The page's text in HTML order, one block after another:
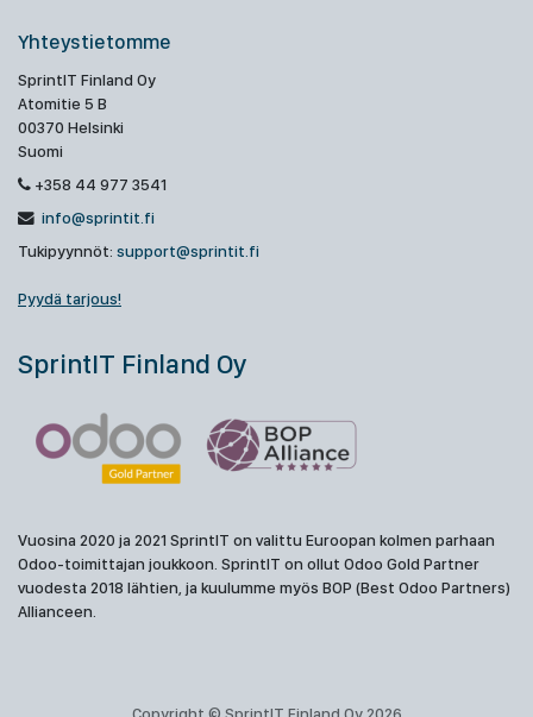
Yhteystietomme
SprintIT Finland Oy
Atomitie 5 B
00370 Helsinki
Suomi
+358 44 977 3541
info@sprintit.fi
Tukipyynnöt: support@sprintit.fi
Pyydä tarjous!
SprintIT Finland Oy
Vuosina 2020 ja 2021 SprintIT on valittu Euroopan kolmen parhaan
Odoo-toimittajan joukkoon. SprintIT on ollut Odoo Gold Partner
vuodesta 2018 lähtien, ja kuulumme myös BOP (Best Odoo Partners)
Allianceen.
Copyright © SprintIT Finland Oy 2026